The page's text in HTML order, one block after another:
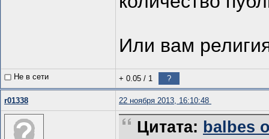
Или вам
Не в сети + 0.05 / 1 ?
r01338 22 ноября 2013, 16:10:48
Цитата: balbes